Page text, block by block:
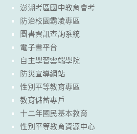
澎湖考區國中教育會考
防治校園霸凌專區
圖書資訊查詢系統
電子書平台
自主學習雲端學院
防災宣導網站
性別平等教育專區
教育儲蓄專戶
十二年國民基本教育
性別平等教育資源中心